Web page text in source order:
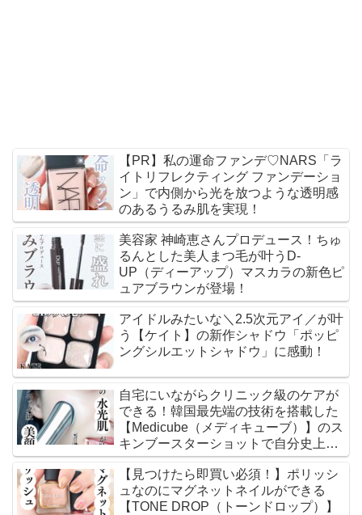
【PR】私の運命ファンデ♡NARS「ラ
イトリフレクティング ファンデーショ
ン」で内側から光を放つような透明感
のあるうるみ肌を実現！
美容家 神崎恵さんプロデュース！ちゅ
るんとした美人まつ毛が叶うD-
UP（ディーアップ）マスカラの新色ピ
ュアブラウンが登場！
アイドルみたいな＼2.5次元アイ／が叶
う【ケイト】の新作シャドウ「ポッピ
ングシルエットシャドウ」に感動！
自宅にいながらクリニック級のケアが
できる！韓国最先端の技術を搭載した
【Medicube（メディキューブ）】のス
キンブースターショットで自分史上最
高のツヤ肌に♡
【見つけたら即買い必須！】ポリッシ
ュなのにマグネットネイルができる
【TONE DROP（トーンドロップ）】